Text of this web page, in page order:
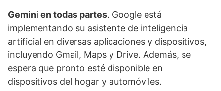
Gemini en todas partes. Google está
implementando su asistente de inteligencia
artificial en diversas aplicaciones y dispositivos,
incluyendo Gmail, Maps y Drive. Además, se
espera que pronto esté disponible en
dispositivos del hogar y automóviles.